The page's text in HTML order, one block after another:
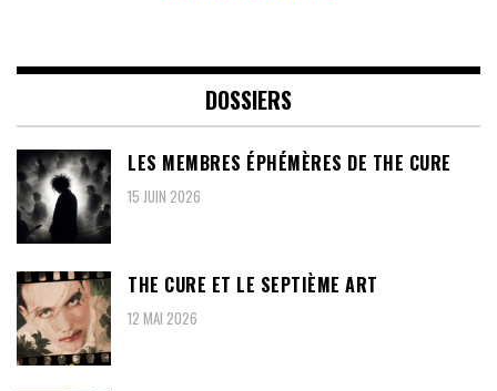
DOSSIERS
LES MEMBRES ÉPHÉMÈRES DE THE CURE
15 JUIN 2026
THE CURE ET LE SEPTIÈME ART
12 MAI 2026